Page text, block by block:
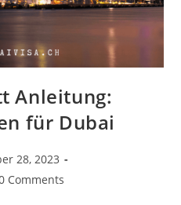
Anleitung:
für Dubai
28, 2023
Comments